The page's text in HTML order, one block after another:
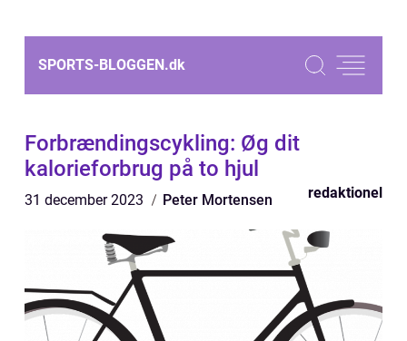
SPORTS-BLOGGEN.dk
Forbrændingscykling: Øg dit
kalorieforbrug på to hjul
31 december 2023 Peter Mortensen redaktionel